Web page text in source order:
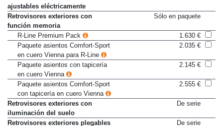
Retrovisores exteriores
ajustables eléctricamente
Retrovisores exteriores con
función memoria
R-Line Premium Pack
1.630 €
Paquete asientos Comfort-Sport
en cuero Vienna para R-Line
Paquete asientos con tapicería
en cuero Vienna
Paquete asientos Comfort-Sport
con tapicería en cuero Vienna
Retrovisores exteriores con
iluminación del suelo